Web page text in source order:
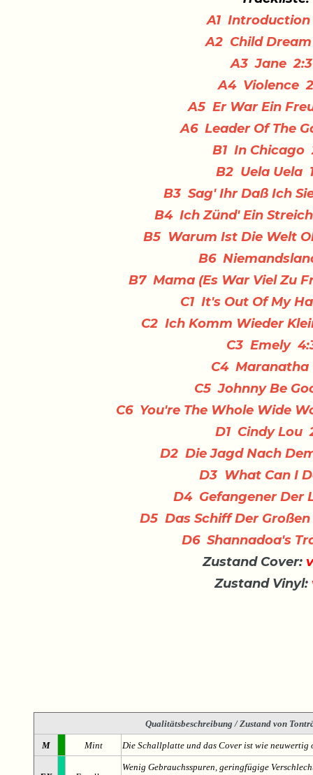
A1
A2 Child
A3 Jane
A4 Violence
A5 Er War Ein
A6 Leader Of The
B1 In Chicago
B2 Uela Uela
B3 Sag' Ihr Daß Ich
B4 Ich Zünd' Ein
B5 Warum Ist Die Welt
B6
B7 Mama (Es War Viel Zu
C1 It's Out Of My
C2 Ich Komm Wieder
C3 Emely
C4 Maranatha
C5 Johnny Be
C6 You're The Whole Wide
D1 Cindy Lou
D2 Die Jagd Nach
D3 What Can I
D4 Gefangener Der
D5 Das Schiff Der
D6 Shannadoa's
Zustand Cover:
Zustand Vinyl:
Qualitätsbeschreibung / Zustand von
M Mint Die Schallplatte und das Cover ist wie
Wenig Gebrauchsspuren, geringfügige